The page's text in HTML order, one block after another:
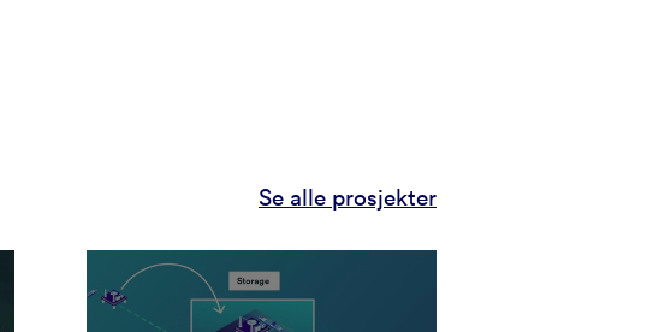
Se alle prosjekter